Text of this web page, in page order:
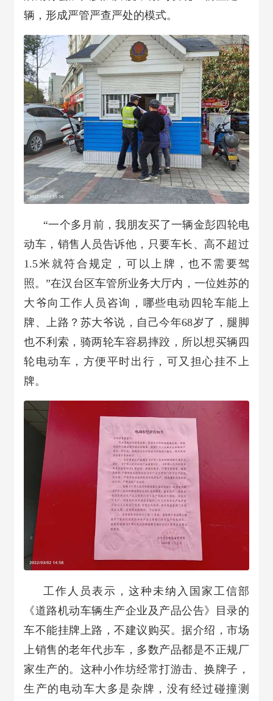
辆，形成严管严查严处的模式。
“一个多月前，我朋友买了一辆金彭四轮电
动车，销售人员告诉他，只要车长、高不超过
1.5米就符合规定，可以上牌，也不需要驾
照。”在汉台区车管所业务大厅内，一位姓苏的
大爷向工作人员咨询，哪些电动四轮车能上
牌、上路？苏大爷说，自己今年68岁了，腿脚
也不利索，骑两轮车容易摔跤，所以想买辆四
轮电动车，方便平时出行，可又担心挂不上
牌。
工作人员表示，这种未纳入国家工信部
《道路机动车辆生产企业及产品公告》目录的
车不能挂牌上路，不建议购买。据介绍，市场
上销售的老年代步车，多数产品都是不正规厂
家生产的。这种小作坊经常打游击、换牌子，
生产的电动车大多是杂牌，没有经过碰撞测